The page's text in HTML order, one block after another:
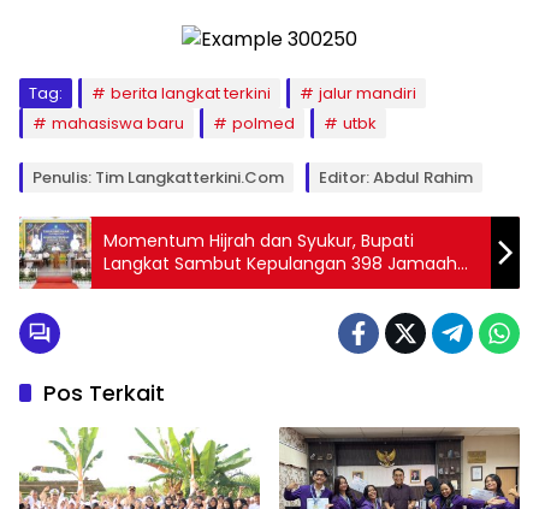
Tag: berita langkat terkini
jalur mandiri
mahasiswa baru
polmed utbk
Penulis: Tim Langkatterkini.com Editor: Abdul Rahim
Momentum Hijrah dan Syukur, Bupati
Langkat Sambut Kepulangan 398 Jamaah
Haji 2026
Pos Terkait